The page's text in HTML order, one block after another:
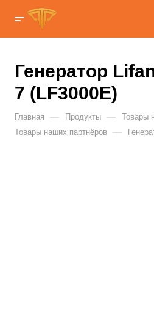
Генератор
7 (LF3000E)
Главная — Продукты — Товары
Товары наших партнёров —